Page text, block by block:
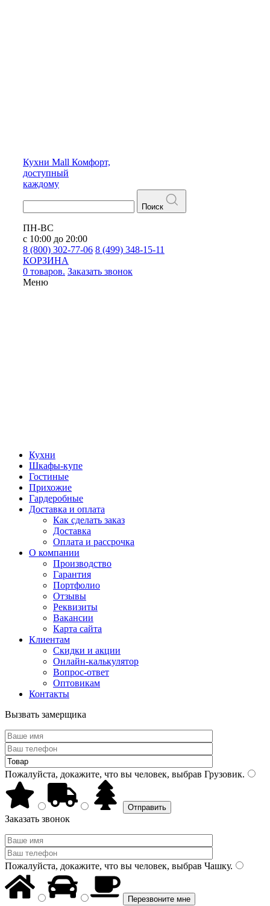
Кухни Mall Комфорт,
доступный
каждому
Поиск
ПН-ВС
с 10:00 до 20:00
8 (800) 302-77-06 8 (499) 348-15-11
КОРЗИНА
0 товаров. Заказать звонок
Меню
Кухни
Шкафы-купе
Гостиные
Прихожие
Гардеробные
Доставка и оплата
Как сделать заказ
Доставка
Оплата и рассрочка
О компании
Производство
Гарантия
Портфолио
Отзывы
Реквизиты
Вакансии
Карта сайта
Клиентам
Скидки и акции
Онлайн-калькулятор
Вопрос-ответ
Оптовикам
Контакты
Вызвать замерщика
Пожалуйста, докажите, что вы человек, выбрав Грузовик.
Заказать звонок
Пожалуйста, докажите, что вы человек, выбрав Чашку.